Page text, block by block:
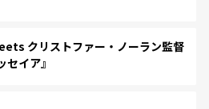
クリストファー・ノーラン監督
イア』